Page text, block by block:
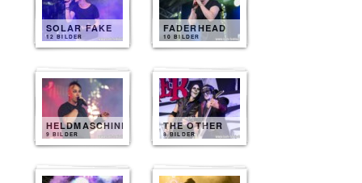
SOLAR FAKE
12 BILDER
FADERHEAD
10 BILDER
HELDMASCHINE
9 BILDER
THE OTHER
8 BILDER